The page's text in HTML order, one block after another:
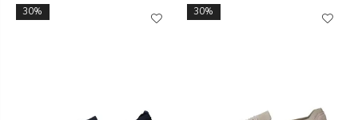
30% 30%